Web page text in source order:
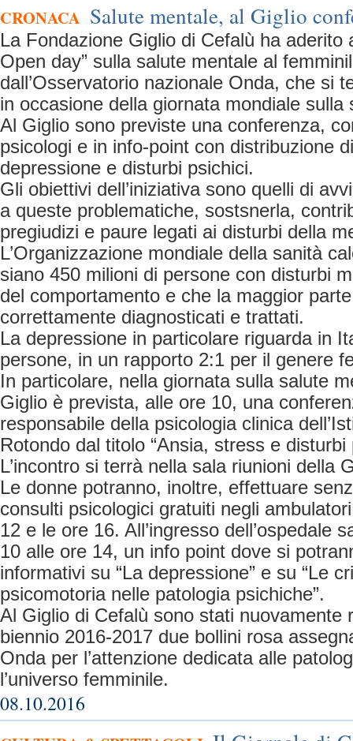
CRONACA Salute mentale, al Giglio
La Fondazione Giglio di Cefalù ha aderito
Open day” sulla salute mentale al
dall’Osservatorio nazionale Onda, che si
in occasione della giornata mondiale sulla
Al Giglio sono previste una conferenza,
psicologi e in info-point con distribuzione
depressione e disturbi psichici.
Gli obiettivi dell’iniziativa sono quelli di
a queste problematiche, sostsnerla,
pregiudizi e paure legati ai disturbi della
L’Organizzazione mondiale della sanità
siano 450 milioni di persone con disturbi
del comportamento e che la maggior
correttamente diagnosticati e trattati.
La depressione in particolare riguarda in
persone, in un rapporto 2:1 per il genere
In particolare, nella giornata sulla salute
Giglio è prevista, alle ore 10, una
responsabile della psicologia clinica
Rotondo dal titolo “Ansia, stress e disturbi
L’incontro si terrà nella sala riunioni della
Le donne potranno, inoltre, effettuare
consulti psicologici gratuiti negli
12 e le ore 16. All’ingresso dell’ospedale
10 alle ore 14, un info point dove si
informativi su “La depressione” e su “Le
psicomotoria nelle patologia psichiche”.
Al Giglio di Cefalù sono stati nuovamente
biennio 2016-2017 due bollini rosa
Onda per l’attenzione dedicata alle
l’universo femminile.
08.10.2016